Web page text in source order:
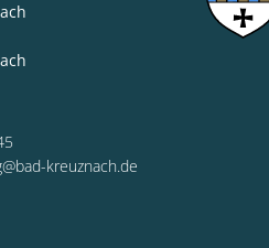
kreuznach.de